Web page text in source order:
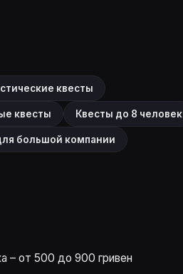
квесты
квесты Квесты до 8 человек
большой компании
– от 500 до 900 гривен